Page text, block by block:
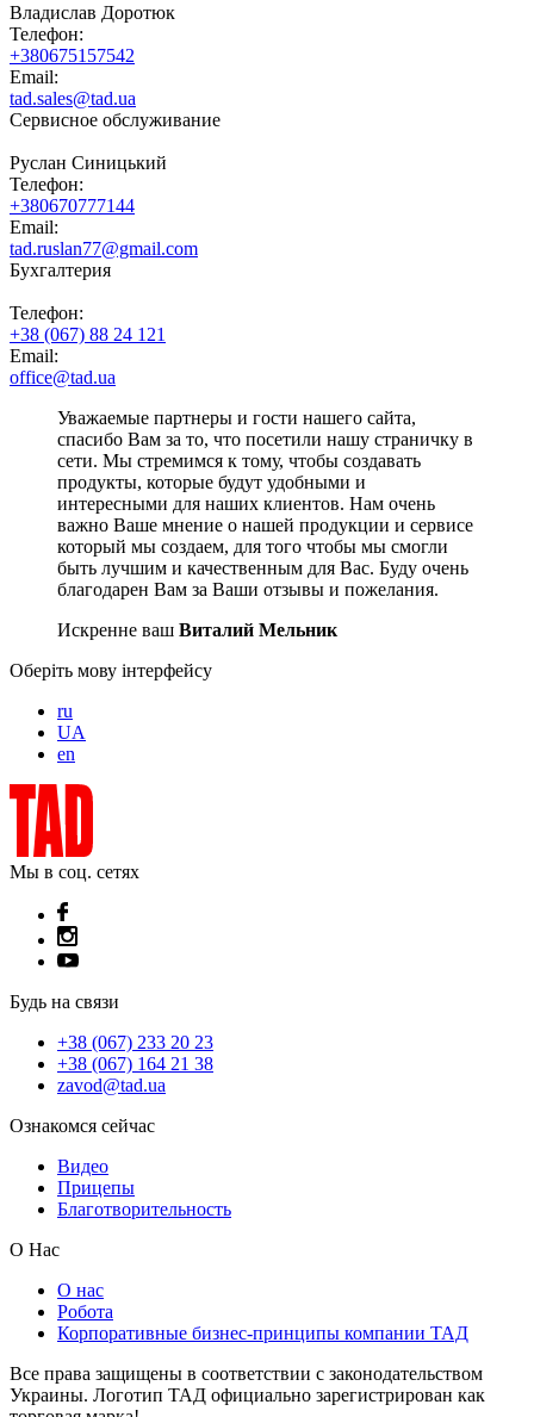
Владислав Доротюк
Телефон:
+380675157542
Email:
tad.sales@tad.ua
Сервисное обслуживание
Руслан Синицький
Телефон:
+380670777144
Email:
tad.ruslan77@gmail.com
Бухгалтерия
Телефон:
+38 (067) 88 24 121
Email:
office@tad.ua
Уважаемые партнеры и гости нашего сайта,
спасибо Вам за то, что посетили нашу страничку в
сети. Мы стремимся к тому, чтобы создавать
продукты, которые будут удобными и
интересными для наших клиентов. Нам очень
важно Ваше мнение о нашей продукции и сервисе
который мы создаем, для того чтобы мы смогли
быть лучшим и качественным для Вас. Буду очень
благодарен Вам за Ваши отзывы и пожелания.
Искренне ваш Виталий Мельник
Оберіть мову інтерфейсу
ru
UA
en
Мы в соц. сетях
Будь на связи
+38 (067) 233 20 23
+38 (067) 164 21 38
zavod@tad.ua
Ознакомся сейчас
Видео
Прицепы
Благотворительность
О Нас
О нас
Робота
Корпоративные бизнес-принципы компании ТАД
Все права защищены в соответствии с законодательством
Украины. Логотип ТАД официально зарегистрирован как